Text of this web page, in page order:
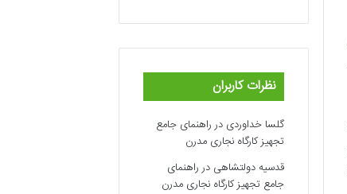
نظرات کاربران
گلسا خداوردی درراهنمای جامع
تجهیز کارگاه نجاری مدرن
قدسیه دولتشاهی درراهنمای
جامع تجهیز کارگاه نجاری مدرن